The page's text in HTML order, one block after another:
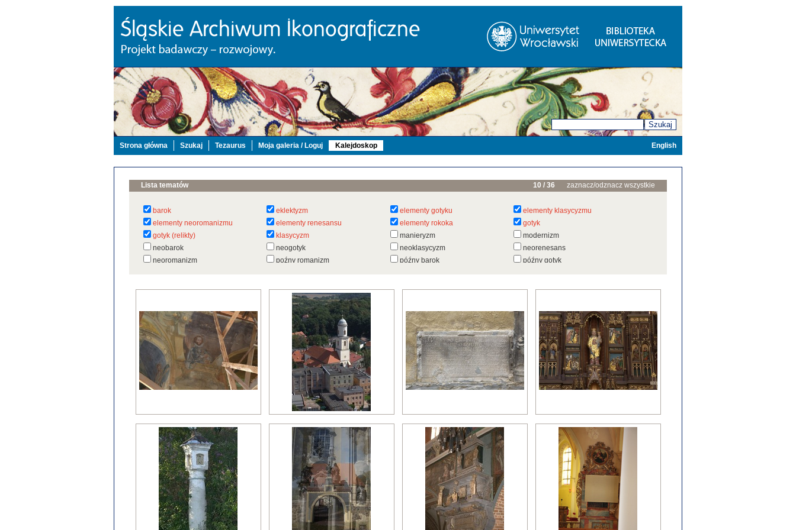
Szukaj
Strona główna Szukaj Tezaurus Moja galeria / Loguj Kalejdoskop English
Lista tematów 10 / 36 zaznacz/odznacz wszystkie
barok eklektyzm elementy gotyku
elementy klasycyzmu
elementy neoromanizmu
elementy renesansu elementy rokoka
gotyk
gotyk (relikty)
klasycyzm manieryzm
modernizm
neobarok
neogotyk neoklasycyzm
neorenesans
neoromanizm
poźny romanizm późny barok
późny gotyk
rokoko
wczesny barok
wczesny gotyk wczesny klasycyzm wczesny renesans